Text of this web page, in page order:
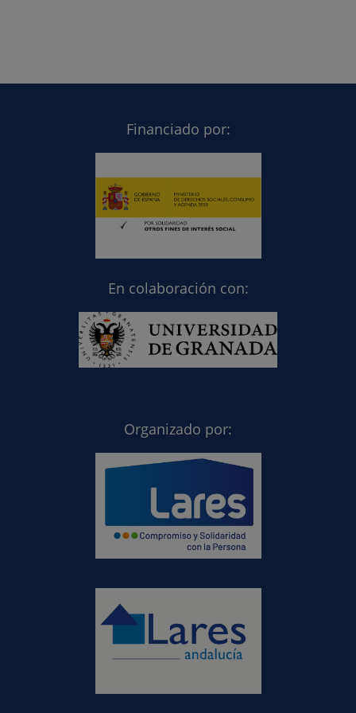
Financiado por:
En colaboración con:
Organizado por: